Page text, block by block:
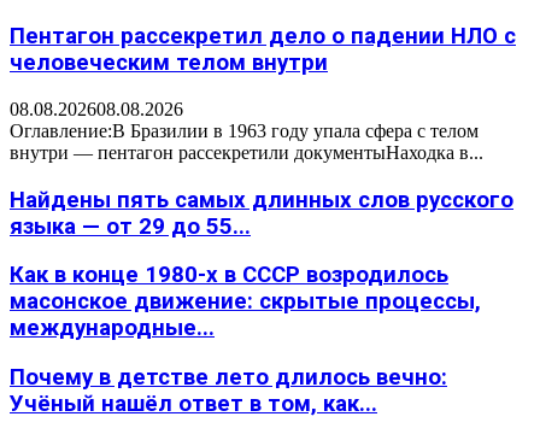
Пентагон рассекретил дело о падении НЛО с
человеческим телом внутри
08.08.202608.08.2026
Оглавление:В Бразилии в 1963 году упала сфера с телом
внутри — пентагон рассекретили документыНаходка в...
Найдены пять самых длинных слов русского
языка — от 29 до 55...
Как в конце 1980-х в СССР возродилось
масонское движение: скрытые процессы,
международные...
Почему в детстве лето длилось вечно:
Учёный нашёл ответ в том, как...